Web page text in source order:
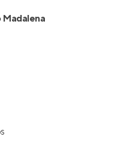
Madalena